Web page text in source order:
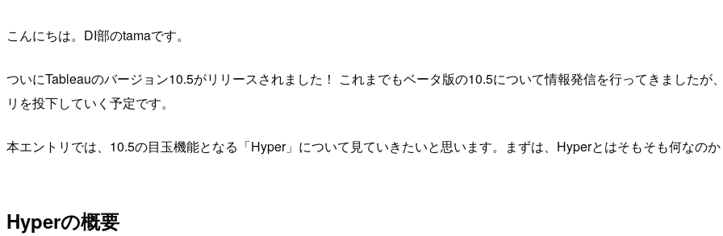
こんにちは。DI部のtamaです。
ついにTableauのバージョン10.5がリリースされました！ これまでもベータ版の10.5について情報発信を行ってきました
リを投下していく予定です。
本エントリでは、10.5の目玉機能となる「Hyper」について見ていきたいと思います。まずは、Hyperとはそもそも何なの
Hyperの概要